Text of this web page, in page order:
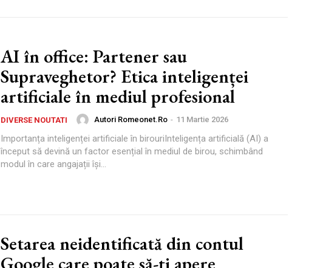
AI în office: Partener sau
Supraveghetor? Etica inteligenței
artificiale în mediul profesional
DIVERSE NOUTATI Autori Romeonet.ro - 11 Martie 2026
Importanța inteligenței artificiale în birouriInteligența artificială (AI) a
început să devină un factor esențial în mediul de birou, schimbând
modul în care angajații își...
Setarea neidentificată din contul